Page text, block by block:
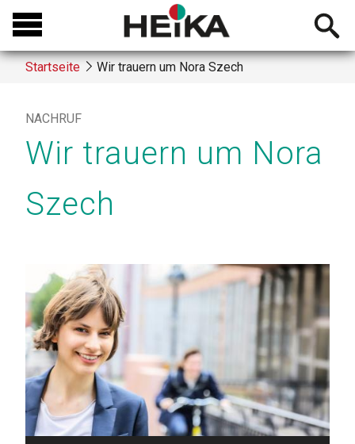
Direkt
zum
Inhalt
Open
Breadcrumb
Startseite Wir trauern um Nora Szech
NACHRUF
Wir trauern um Nora
Szech